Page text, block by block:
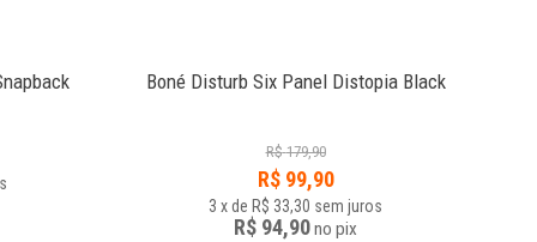
Boné Disturb Six Panel Distopia Black
R$ 179,90
R$ 99,90
3 xde R$ 33,30 sem juros
R$ 94,90no pix